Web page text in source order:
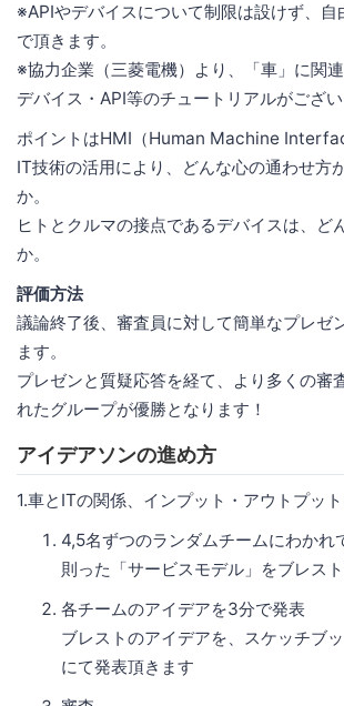
※APIやデバイスについて制限は設けず、自
で頂きます。
※協力企業（三菱電機）より、「車」に関
デバイス・API等のチュートリアルがござ
ポイントはHMI（Human Machine
IT技術の活用により、どんな心の通わせ方
か。
ヒトとクルマの接点であるデバイスは、ど
か。
評価方法
議論終了後、審査員に対して簡単なプレゼ
ます。
プレゼンと質疑応答を経て、より多くの審
れたグループが優勝となります！
アイデアソンの進め方
1.車とITの関係、インプット・アウトプッ
4,5名ずつのランダムチームにわかれ
則った「サービスモデル」をブレスト
各チームのアイデアを3分で発表
ブレストのアイデアを、スケッチブ
にて発表頂きます